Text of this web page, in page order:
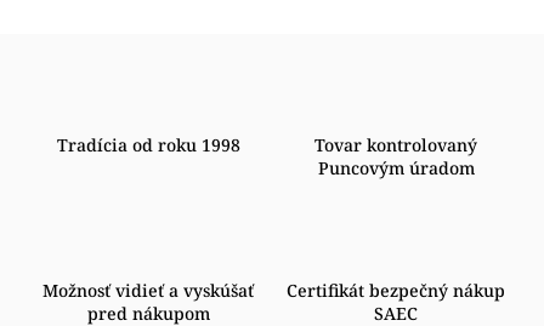
Tradícia od roku 1998
Tovar kontrolovaný
Puncovým úradom
Možnosť vidieť a vyskúšať
pred nákupom
Certifikát bezpečný nákup
SAEC